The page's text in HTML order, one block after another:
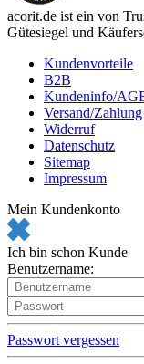
acorit.de ist ein von
Gütesiegel und
Kundenvorteile
B2B
Kundeninfo/
Versand/Zahlung
Widerruf
Datenschutz
Sitemap
Impressum
Mein Kundenkonto
Ich bin schon Kunde
Benutzername:
Passwort vergessen